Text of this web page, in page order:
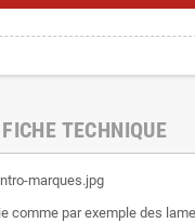
FICHE TECHNIQUE
par exemple des